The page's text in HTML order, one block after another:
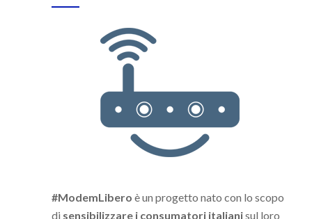
#ModemLibero è un progetto nato con lo scopo
di sensibilizzare i consumatori italianisul loro